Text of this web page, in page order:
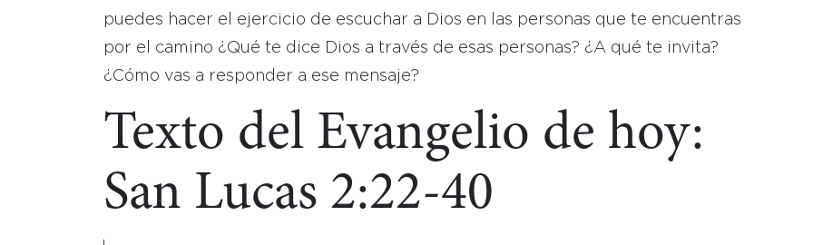
puedes hacer el ejercicio de escuchar a Dios en las personas que te encuentras
por el camino ¿Qué te dice Dios a través de esas personas? ¿A qué te invita?
¿Cómo vas a responder a ese mensaje?
Texto del Evangelio de hoy:
San Lucas 2:22-40